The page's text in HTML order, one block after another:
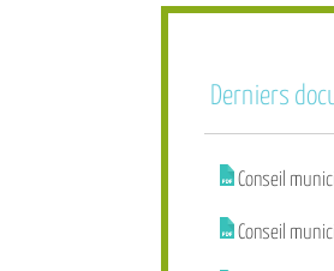
Derniers
Conseil
Conseil